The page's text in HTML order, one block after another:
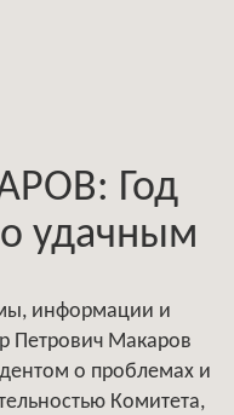
Год
удачным
информации и
Петрович Макаров
о проблемах и
Комитета,